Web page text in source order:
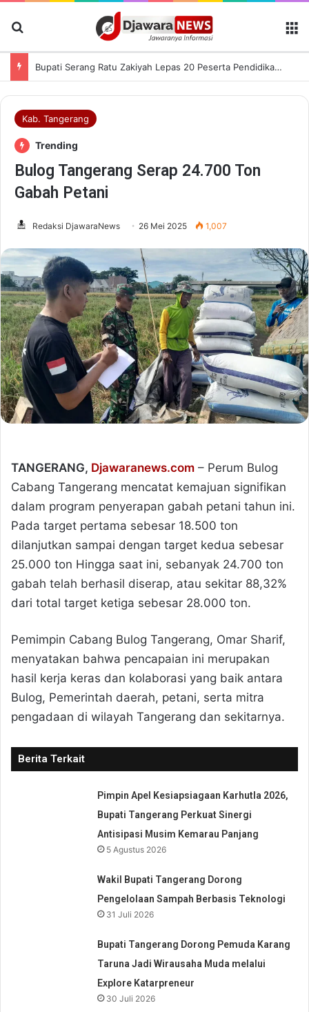
Kab. Tangerang
Trending
Bulog Tangerang Serap 24.700 Ton
Gabah Petani
Redaksi DjawaraNews 26 Mei 2025 1,007
TANGERANG, Djawaranews.com – Perum Bulog
Cabang Tangerang mencatat kemajuan signifikan
dalam program penyerapan gabah petani tahun ini.
Pada target pertama sebesar 18.500 ton
dilanjutkan sampai dengan target kedua sebesar
25.000 ton Hingga saat ini, sebanyak 24.700 ton
gabah telah berhasil diserap, atau sekitar 88,32%
dari total target ketiga sebesar 28.000 ton.
Pemimpin Cabang Bulog Tangerang, Omar Sharif,
menyatakan bahwa pencapaian ini merupakan
hasil kerja keras dan kolaborasi yang baik antara
Bulog, Pemerintah daerah, petani, serta mitra
pengadaan di wilayah Tangerang dan sekitarnya.
Berita Terkait
Pimpin Apel Kesiapsiagaan Karhutla 2026,
Bupati Tangerang Perkuat Sinergi
Antisipasi Musim Kemarau Panjang
5 Agustus 2026
Wakil Bupati Tangerang Dorong
Pengelolaan Sampah Berbasis Teknologi
31 Juli 2026
Bupati Tangerang Dorong Pemuda Karang
Taruna Jadi Wirausaha Muda melalui
Explore Katarpreneur
30 Juli 2026